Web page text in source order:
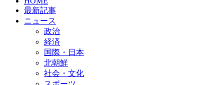
最新記事
ニュース
政治
経済
国際・日本
北朝鮮
社会・文化